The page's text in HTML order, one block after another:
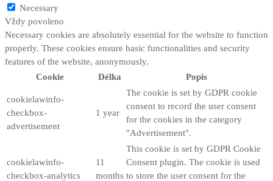
Necessary
Vždy povoleno
Necessary cookies are absolutely essential for the website to function
properly. These cookies ensure basic functionalities and security
features of the website, anonymously.
Cookie
Délka Popis
cookielawinfo-
checkbox-
advertisement
1 year
The cookie is set by GDPR cookie
consent to record the user consent
for the cookies in the category
"Advertisement".
cookielawinfo-
checkbox-analytics
11
months
This cookie is set by GDPR Cookie
Consent plugin. The cookie is used
to store the user consent for the